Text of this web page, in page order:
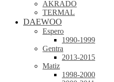
AKRADO
TERMAL
DAEWOO
Espero
1990-1999
Gentra
2013-2015
Matiz
1998-2000